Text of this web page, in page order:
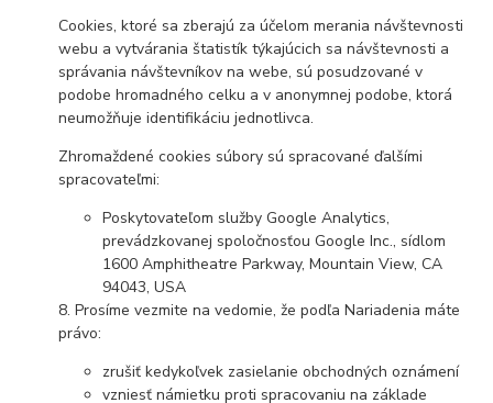
Cookies, ktoré sa zberajú za účelom merania návštevnosti
webu a vytvárania štatistík týkajúcich sa návštevnosti a
správania návštevníkov na webe, sú posudzované v
podobe hromadného celku a v anonymnej podobe, ktorá
neumožňuje identifikáciu jednotlivca.
Zhromaždené cookies súbory sú spracované ďalšími
spracovateľmi:
Poskytovateľom služby Google Analytics,
prevádzkovanej spoločnosťou Google Inc., sídlom
1600 Amphitheatre Parkway, Mountain View, CA
94043, USA
8. Prosíme vezmite na vedomie, že podľa Nariadenia máte
právo:
zrušiť kedykoľvek zasielanie obchodných oznámení
vzniesť námietku proti spracovaniu na základe